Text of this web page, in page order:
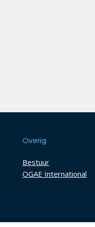
Overig
Bestuur
OGAE International